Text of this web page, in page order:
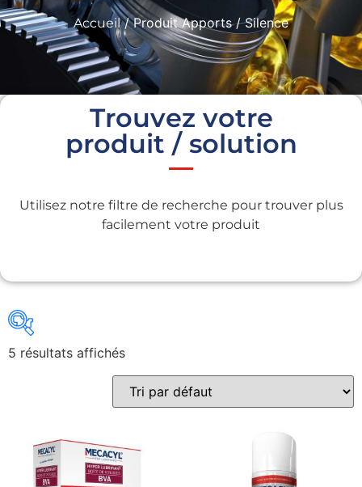
Accueil/ Produit Apports / Silence
Trouvez votre
produit / solution
Utilisez notre filtre de recherche pour trouver plus
facilement votre produit
Gains recherchés
Gains recherchés
5 résultats affichés